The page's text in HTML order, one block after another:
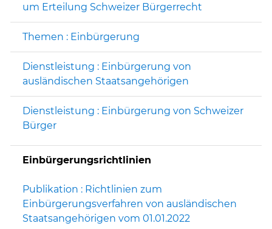
um Erteilung Schweizer Bürgerrecht
Themen : Einbürgerung
Dienstleistung : Einbürgerung von
ausländischen Staatsangehörigen
Dienstleistung : Einbürgerung von Schweizer
Bürger
Einbürgerungsrichtlinien
Publikation : Richtlinien zum
Einbürgerungsverfahren von ausländischen
Staatsangehörigen vom 01.01.2022